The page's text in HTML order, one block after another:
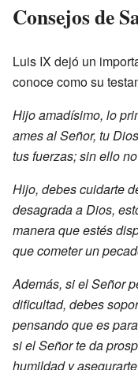
Consejos de
Luis IX dejó un
conoce como su
Hijo amadísimo, lo
ames al Señor, tu
tus fuerzas; sin ello
Hijo, debes cuidarte
desagrada a Dios,
manera que estés
que cometer un
Además, si el Señor
dificultad, debes
pensando que es
si el Señor te da
humildad y